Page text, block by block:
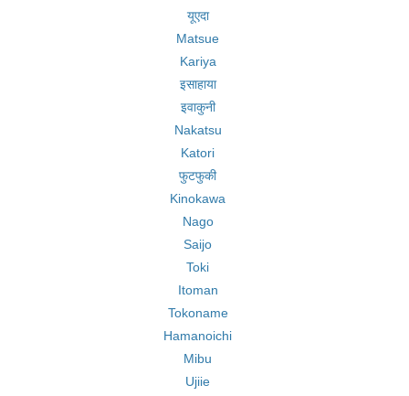
यूएदा
Matsue
Kariya
इसाहाया
इवाकुनी
Nakatsu
Katori
फुटफुकी
Kinokawa
Nago
Saijo
Toki
Itoman
Tokoname
Hamanoichi
Mibu
Ujiie